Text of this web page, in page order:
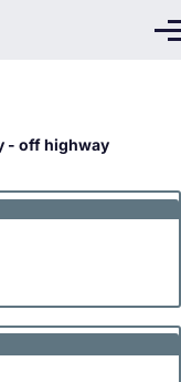
- off highway